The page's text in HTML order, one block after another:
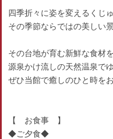
四季折々に姿を変えるくじゅ
その季節ならではの美しい
その台地が育む新鮮な食材を
源泉かけ流しの天然温泉で
ぜひ当館で癒しのひと時を
【 お食事 】
◆ご夕食◆